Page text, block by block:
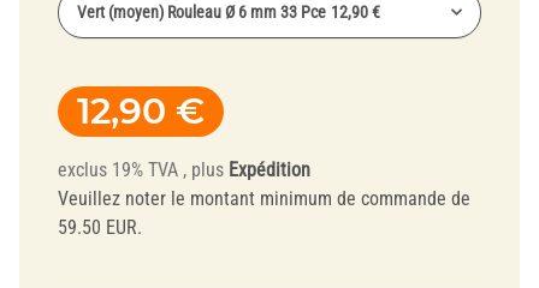
Vert (moyen) Rouleau Ø 6 mm 33 Pce 12,90 €
12,90 €
exclus 19% TVA , plus Expédition
Veuillez noter le montant minimum de commande de
59.50 EUR.